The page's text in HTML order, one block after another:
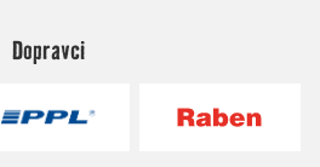
Dopravci